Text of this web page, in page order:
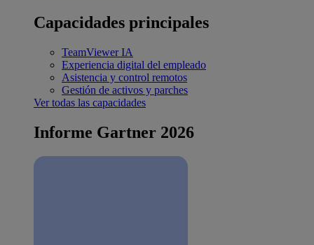
Capacidades principales
TeamViewer IA
Experiencia digital del empleado
Asistencia y control remotos
Gestión de activos y parches
Ver todas las capacidades
Informe Gartner 2026